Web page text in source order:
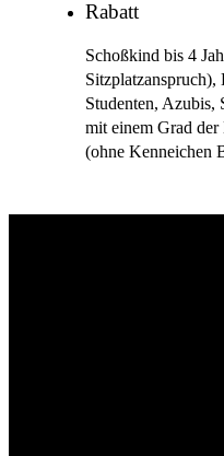
Rabatt
Schoßkind bis 4
Studenten, Azubis,
mit einem Grad
(ohne Kenneichen